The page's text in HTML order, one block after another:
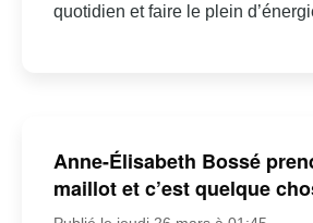
quotidien et faire le plein
Anne-Élisabeth Bossé
maillot et c’est quelque